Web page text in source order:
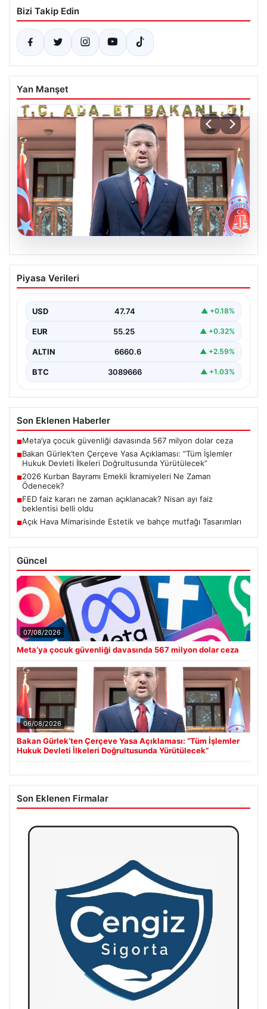
Bizi Takip Edin
Yan Manşet
Bakan Gürlek’ten Çerçeve Yasa
Açıklaması: “Tüm İşlemler Hukuk
Yürütülecek”
Adalet Bakanı Akın Gürlek, terörle mücadelede yeni bir
dönemi başlatacak çerçeve yasanın Meclis’te kabul…
Piyasa Verileri
USD 47.74 ▲ +0.18%
EUR 55.25 ▲ +0.32%
ALTIN 6660.6 ▲ +2.59%
BTC 3089666 ▲ +1.03%
Son Eklenen Haberler
■Meta’ya çocuk güvenliği davasında 567 milyon dolar ceza
■Bakan Gürlek’ten Çerçeve Yasa Açıklaması: “Tüm İşlemler
Hukuk Devleti İlkeleri Doğrultusunda Yürütülecek”
■2026 Kurban Bayramı Emekli İkramiyeleri Ne Zaman
Ödenecek?
■FED faiz kararı ne zaman açıklanacak? Nisan ayı faiz
beklentisi belli oldu
■Açık Hava Mimarisinde Estetik ve bahçe mutfağı Tasarımları
Güncel
07/08/2026
Meta’ya çocuk güvenliği davasında 567 milyon dolar ceza
06/08/2026
Bakan Gürlek’ten Çerçeve Yasa Açıklaması: “Tüm İşlemler
Hukuk Devleti İlkeleri Doğrultusunda Yürütülecek”
Son Eklenen Firmalar